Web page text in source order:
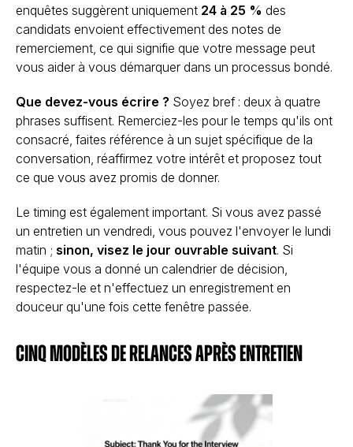
enquêtes suggèrent uniquement 24 à 25 % des
candidats envoient effectivement des notes de
remerciement, ce qui signifie que votre message peut
vous aider à vous démarquer dans un processus bondé.
Que devez-vous écrire ? Soyez bref : deux à quatre
phrases suffisent. Remerciez-les pour le temps qu'ils ont
consacré, faites référence à un sujet spécifique de la
conversation, réaffirmez votre intérêt et proposez tout
ce que vous avez promis de donner.
Le timing est également important. Si vous avez passé
un entretien un vendredi, vous pouvez l'envoyer le lundi
matin ; sinon, visez le jour ouvrable suivant. Si
l'équipe vous a donné un calendrier de décision,
respectez-le et n'effectuez un enregistrement en
douceur qu'une fois cette fenêtre passée.
Cinq modèles de relances après entretien